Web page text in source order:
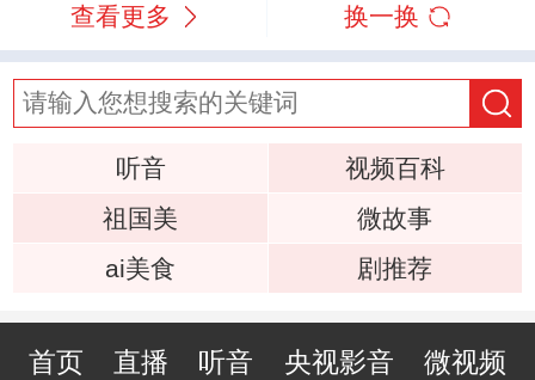
查看更多 换一换
听音
视频百科
祖国美
微故事
ai美食
剧推荐
首页 直播 听音 央视影音 微视频